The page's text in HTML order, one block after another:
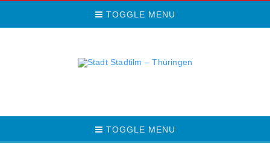
TOGGLE MENU
TOGGLE MENU